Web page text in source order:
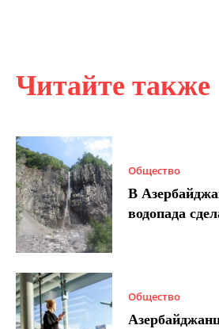
Читайте также
Общество
В
водопада
Общество